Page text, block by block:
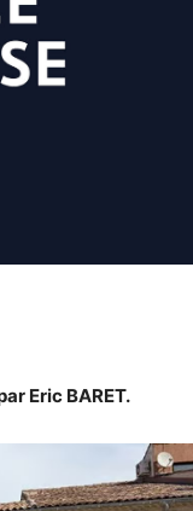
Eric BARET.